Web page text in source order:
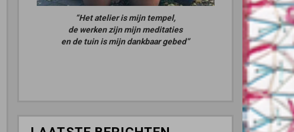
“Het atelier is mijn tempel,
de werken zijn mijn meditaties
en de tuin is mijn dankbaar gebed”